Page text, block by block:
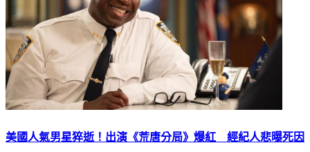
美國人氣男星猝逝！出演《荒唐分局》爆紅 經紀人悲曝死因